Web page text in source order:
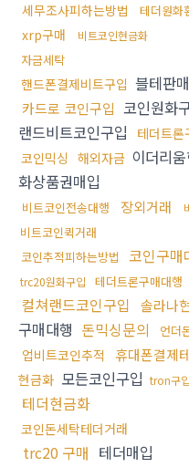
세무조사피하는방법 테더원화
xrp구매 비트코인현금화
자금세탁
핸드폰결제비트구입 블테판매
카드로 코인구입 코인원화
랜드비트코인구입
테더트론
코인믹싱 해외자금 이더리
화상품권매입
비트코인전송대행 장외거래
비트코인퀵거래
코인추적피하는방법
코인구매
trc20원화구입 테더트론구매대행
컬쳐랜드코인구입 솔라나
구매대행 돈믹싱문의 언더
업비트코인추적 휴대폰결제
현금화 모든코인구입 tron구입
테더현금화
코인돈세탁테더거래
trc20 구매 테더매입